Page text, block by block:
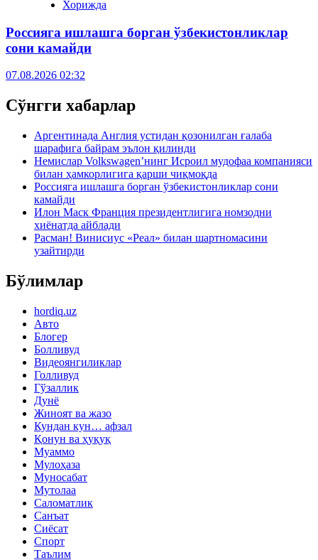
Хорижда
Россияга ишлашга борган ўзбекистонликлар
сони камайди
07.08.2026 02:32
Сўнгги хабарлар
Аргентинада Англия устидан қозонилган ғалаба
шарафига байрам эълон қилинди
Немислар Volkswagen’нинг Исроил мудофаа компанияси
билан ҳамкорлигига қарши чиқмоқда
Россияга ишлашга борган ўзбекистонликлар сони
камайди
Илон Маск Франция президентлигига номзодни
хиёнатда айблади
Расман! Винисиус «Реал» билан шартномасини
узайтирди
Бўлимлар
hordiq.uz
Авто
Блогер
Болливуд
Видеоянгиликлар
Голливуд
Гўзаллик
Дунё
Жиноят ва жазо
Кундан кун… афзал
Қонун ва ҳуқуқ
Муаммо
Мулоҳаза
Муносабат
Мутолаа
Саломатлик
Санъат
Сиёсат
Спорт
Таълим